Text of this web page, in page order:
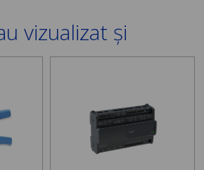
vizualizat și